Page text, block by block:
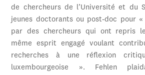
de chercheurs de l’Université et du
jeunes doctorants ou post-doc pour «
par des chercheurs qui ont repris
même esprit engagé voulant
recherches à une réflexion
luxembourgeoise ». Fehlen